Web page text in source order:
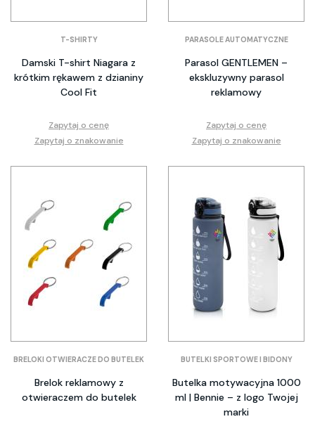
T-SHIRTY
Damski T-shirt Niagara z
krótkim rękawem z dzianiny
Cool Fit
Zapytaj o cenę
Zapytaj o znakowanie
PARASOLE AUTOMATYCZNE
Parasol GENTLEMEN –
ekskluzywny parasol
reklamowy
Zapytaj o cenę
Zapytaj o znakowanie
BRELOKI OTWIERACZE DO BUTELEK
Brelok reklamowy z
otwieraczem do butelek
BUTELKI SPORTOWE I BIDONY
Butelka motywacyjna 1000
ml | Bennie – z logo Twojej
marki